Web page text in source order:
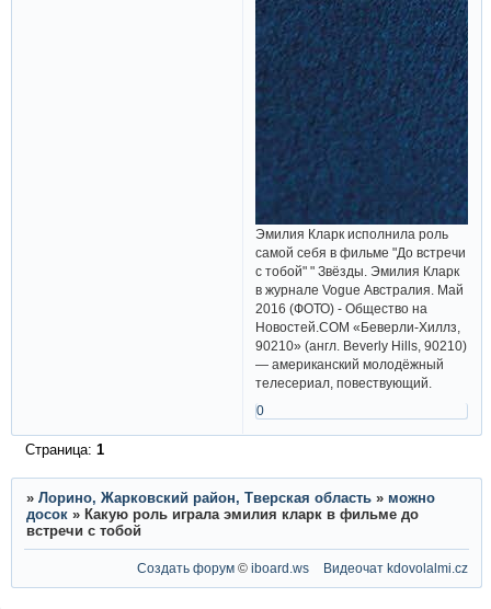
Эмилия Кларк исполнила роль
самой себя в фильме "До встречи
с тобой" " Звёзды. Эмилия Кларк
в журнале Vogue Австралия. Май
2016 (ФОТО) - Общество на
Новостей.COM «Беверли-Хиллз,
90210» (англ. Beverly Hills, 90210)
— американский молодёжный
телесериал, повествующий.
0
Страница: 1
» Лорино, Жарковский район, Тверская область » можно
досок » Какую роль играла эмилия кларк в фильме до
встречи с тобой
Создать форум ©iboard.ws Видеочат kdovolalmi.cz